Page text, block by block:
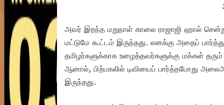
அவர் இறந்த மறுநாள் காலை ராஜாஜி ஹால்
மட்டுமே கூட்டம் இருந்தது. எனக்கு அதைப்
தமிழர்களுக்காக உழைத்தவர்களுக்கு மக்கள்
ஆனால், பிற்பகலில் டிவியைப் பார்த்தபோது
இருந்தது.